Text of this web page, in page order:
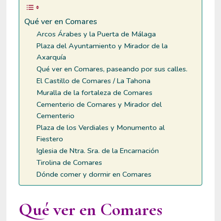
Qué ver en Comares
Arcos Árabes y la Puerta de Málaga
Plaza del Ayuntamiento y Mirador de la
Axarquía
Qué ver en Comares, paseando por sus calles.
El Castillo de Comares / La Tahona
Muralla de la fortaleza de Comares
Cementerio de Comares y Mirador del
Cementerio
Plaza de los Verdiales y Monumento al
Fiestero
Iglesia de Ntra. Sra. de la Encarnación
Tirolina de Comares
Dónde comer y dormir en Comares
Qué ver en Comares